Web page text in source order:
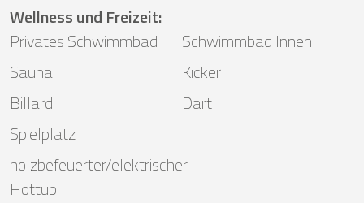
Wellness und Freizeit:
Privates Schwimmbad
Schwimmbad Innen
Sauna
Kicker
Billard
Dart
Spielplatz
holzbefeuerter/elektrischer
Hottub